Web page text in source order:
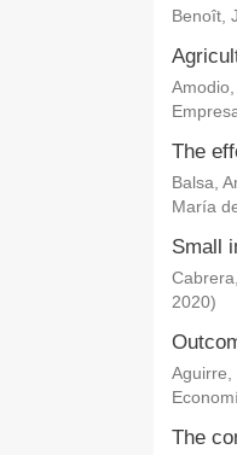
Benoît,
The
Balsa,
María
Small
2020)
Aguirre,
The